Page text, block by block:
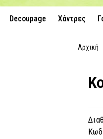
Decoupage Χάντρες
Αρχική